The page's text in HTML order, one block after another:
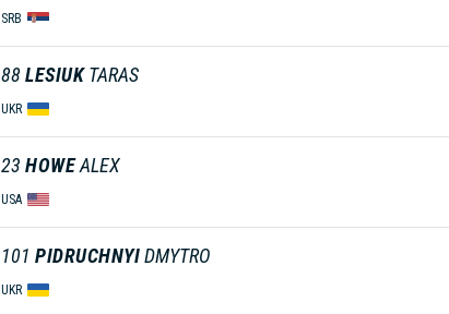
SRB
88LESIUK TARAS
UKR
23 HOWEALEX
USA
101 PIDRUCHNYIDMYTRO
UKR